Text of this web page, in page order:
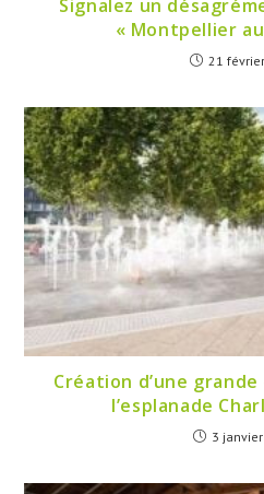
Signalez un
« Montpellier
21
Création d’une
l’esplanade
3